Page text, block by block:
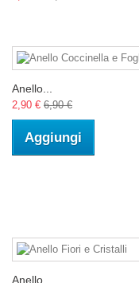
Anello...
2,90 € 6,90 €
Aggiungi
Anello...